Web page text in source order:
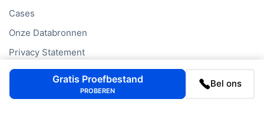
Cases
Onze Databronnen
Privacy Statement
Cookiebeleid
Gratis Proefbestand
PROBEREN
Bel ons